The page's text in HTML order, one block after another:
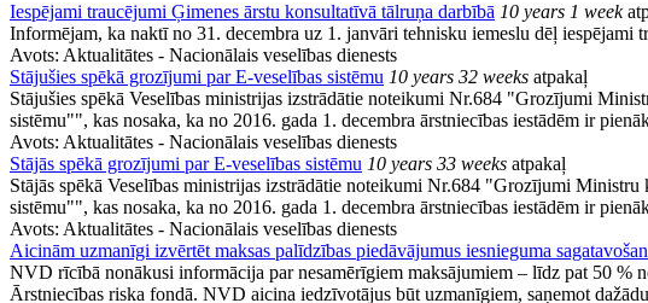
Iespējami traucējumi Ģimenes ārstu konsultatīvā tālruņa darbībā 10 years 1 week
Informējam, ka naktī no 31. decembra uz 1. janvāri tehnisku iemeslu dēļ iespējami
Avots: Aktualitātes - Nacionālais veselības dienests
Stājušies spēkā grozījumi par E-veselības sistēmu 10 years 32 weeks atpakaļ
Stājušies spēkā Veselības ministrijas izstrādātie noteikumi Nr.684 "Grozījumi
sistēmu"", kas nosaka, ka no 2016. gada 1. decembra ārstniecības iestādēm ir
Avots: Aktualitātes - Nacionālais veselības dienests
Stājās spēkā grozījumi par E-veselības sistēmu 10 years 33 weeks atpakaļ
Stājās spēkā Veselības ministrijas izstrādātie noteikumi Nr.684 "Grozījumi
sistēmu"", kas nosaka, ka no 2016. gada 1. decembra ārstniecības iestādēm ir
Avots: Aktualitātes - Nacionālais veselības dienests
Aicinām uzmanīgi izvērtēt maksas palīdzības piedāvājumus iesnieguma
NVD rīcībā nonākusi informācija par nesamērīgiem maksājumiem – līdz pat 50 %
Ārstniecības riska fondā. NVD aicina iedzīvotājus būt uzmanīgiem, saņemot